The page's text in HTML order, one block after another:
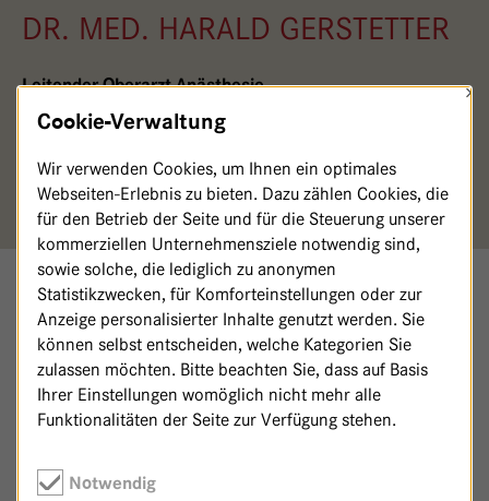
DR. MED. HARALD GERSTETTER
Leitender Oberarzt Anästhesie
030/36501-6650 (Sekretariat)
SekretariatAnaesthesie@ havelhoehe. de
Fachgebiet: Anästhesie
FACHLICHE QUALIFIKATIONEN
Facharzt für Anästhesiologie, Zusatzbezeichnung
Notfallmedizin, OP-Manager
MITGLIEDSCHAFTEN
Cookie-Verwaltung
×
Wir verwenden Cookies, um Ihnen ein optimales
Webseiten-Erlebnis zu bieten. Dazu zählen Cookies, die
für den Betrieb der Seite und für die Steuerung unserer
kommerziellen Unternehmensziele notwendig sind,
sowie solche, die lediglich zu anonymen
Statistikzwecken, für Komforteinstellungen oder zur
Anzeige personalisierter Inhalte genutzt werden. Sie
können selbst entscheiden, welche Kategorien Sie
zulassen möchten. Bitte beachten Sie, dass auf Basis
Ihrer Einstellungen womöglich nicht mehr alle
Funktionalitäten der Seite zur Verfügung stehen.
Notwendig